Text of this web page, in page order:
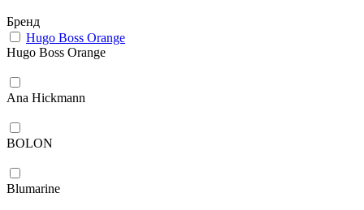
Бренд
Hugo Boss Orange
Hugo Boss Orange
Ana Hickmann
BOLON
Blumarine